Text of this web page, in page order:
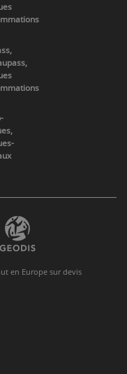
en Europe sur devis